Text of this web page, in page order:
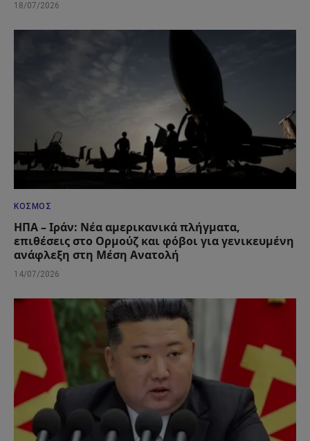
18/07/2026
ΚΌΣΜΟΣ
ΗΠΑ – Ιράν: Νέα αμερικανικά πλήγματα,
επιθέσεις στο Ορμούζ και φόβοι για γενικευμένη
ανάφλεξη στη Μέση Ανατολή
14/07/2026